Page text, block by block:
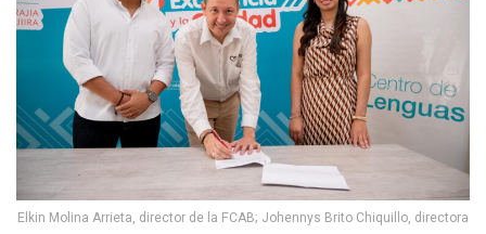
Elkin Molina Arrieta, director de la FCAB; Johennys Brito Chiquillo, directora